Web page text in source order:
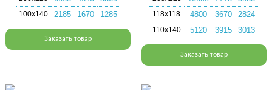
100х140 2185 1670 1285
Заказать товар
118х118 4800 3670 2824
110х140 5120 3915 3013
Заказать товар